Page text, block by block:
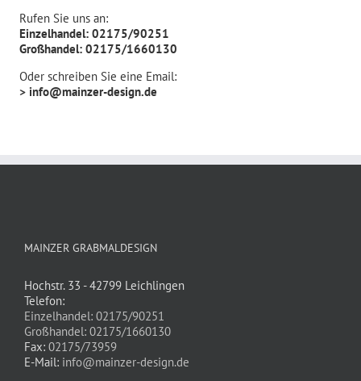
Rufen Sie uns an:
Einzelhandel: 02175/90251
Großhandel: 02175/1660130
Oder schreiben Sie eine Email:
> info@mainzer-design.de
MAINZER GRABMALDESIGN
Hochstr. 33 - 42799 Leichlingen
Telefon:
Einzelhandel: 02175/90251
Großhandel: 02175/1660130
Fax: 02175/73959
E-Mail: info@mainzer-design.de